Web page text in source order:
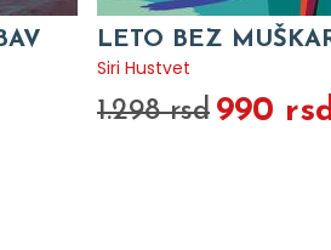
LETO BEZ
Siri Hustvet
1.298 rsd 990